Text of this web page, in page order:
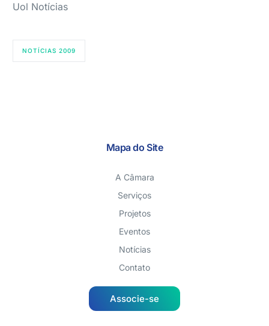
Uol Notícias
NOTÍCIAS 2009
Mapa do Site
A Câmara
Serviços
Projetos
Eventos
Notícias
Contato
Associe-se